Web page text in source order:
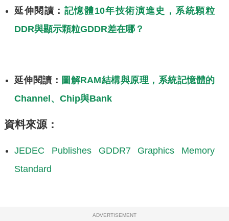
延伸閱讀： 記憶體10年技術演進史，系統顆粒
DDR與顯示顆粒GDDR差在哪？
延伸閱讀： 圖解RAM結構與原理，系統記憶體的
Channel、Chip與Bank
資料來源：
JEDEC Publishes GDDR7 Graphics Memory
Standard
ADVERTISEMENT